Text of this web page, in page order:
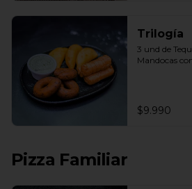
Trilogía
3 und de
Mandocas
$9.990
Pizza Familiar